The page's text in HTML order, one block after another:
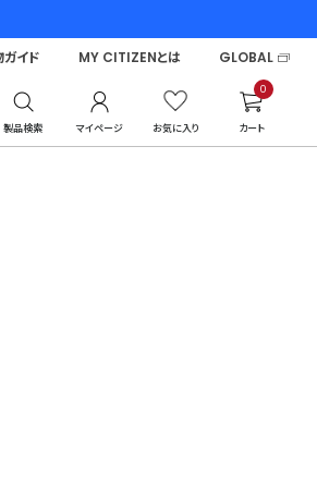
製品検索 マイページ お気に入り
0
カート
イド MY CITIZENとは GLOBAL